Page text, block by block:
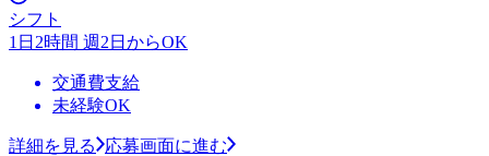
シフト
1日2時間 週2日からOK
交通費支給
未経験OK
詳細を見る
応募画面に進む